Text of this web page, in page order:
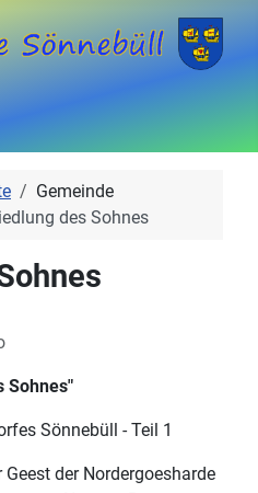
Gemeinde
des Sohnes
Sohnes"
Sönnebüll - Teil 1
der Nordergoesharde